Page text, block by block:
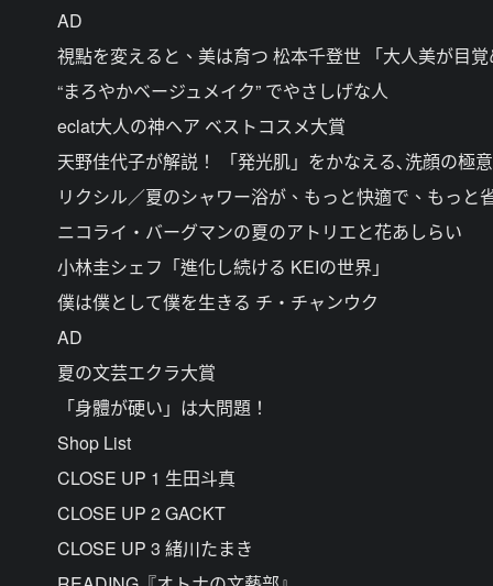
AD
視點を変えると、美は育つ 松本千登世 「大人美が目覚
“まろやかベージュメイク” でやさしげな人
eclat大人の神ヘア ベストコスメ大賞
天野佳代子が解説！ 「発光肌」をかなえる､洗顔の極意
リクシル／夏のシャワー浴が、もっと快適で、もっと
ニコライ・バーグマンの夏のアトリエと花あしらい
小林圭シェフ「進化し続ける KEIの世界」
僕は僕として僕を生きる チ・チャンウク
AD
夏の文芸エクラ大賞
「身體が硬い」は大問題！
Shop List
CLOSE UP 1 生田斗真
CLOSE UP 2 GACKT
CLOSE UP 3 緒川たまき